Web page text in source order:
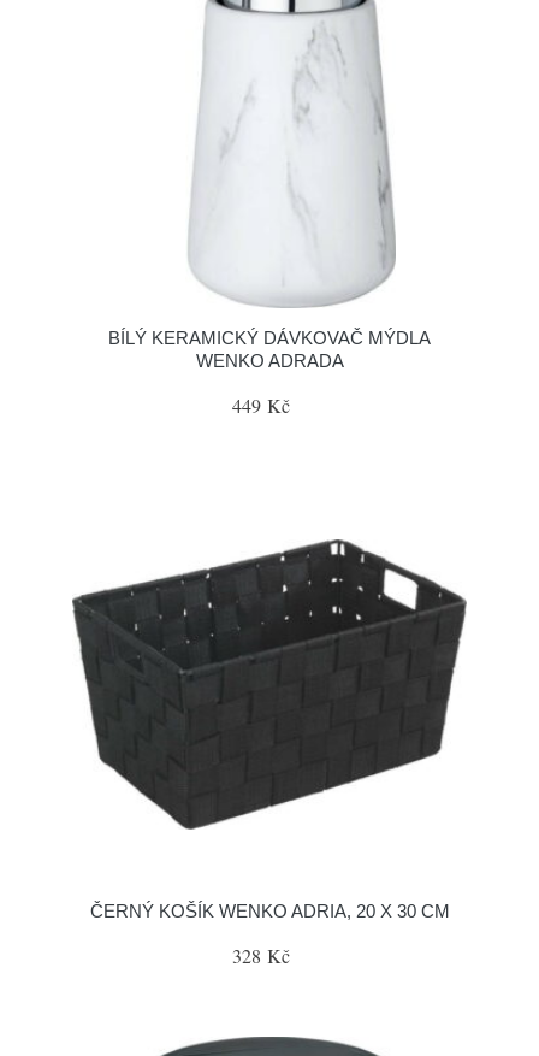
BÍLÝ KERAMICKÝ DÁVKOVAČ MÝDLA
WENKO ADRADA
449 Kč
ČERNÝ KOŠÍK WENKO ADRIA, 20 X 30 CM
328 Kč